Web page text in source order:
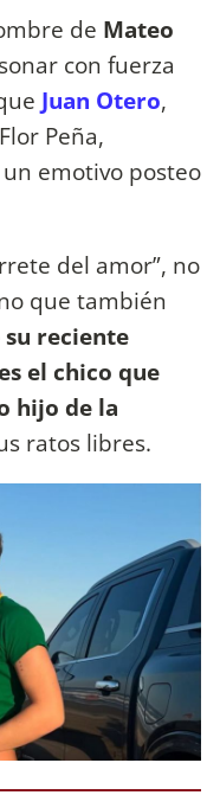
de Mateo
con fuerza
Juan Otero,
Peña,
emotivo posteo
del amor”, no
que también
su reciente
el chico que
hijo de la
ratos libres.